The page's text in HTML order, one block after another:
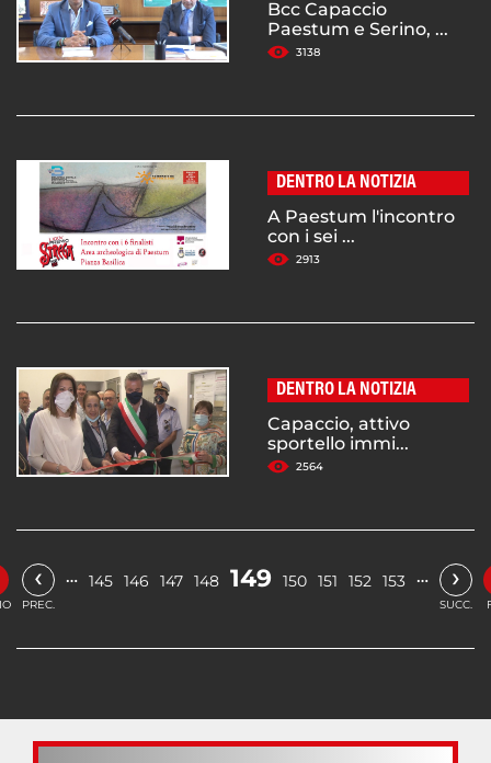
Bcc Capaccio
Paestum e Serino, ...
3138
DENTRO LA NOTIZIA
A Paestum l'incontro
con i sei ...
2913
DENTRO LA NOTIZIA
Capaccio, attivo
sportello immi...
2564
‹
PREC.
… 145 146 147 148 149 150 151 152 153 … ›
SUCC.